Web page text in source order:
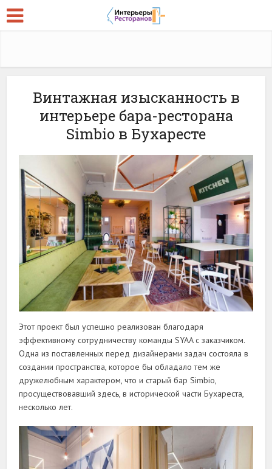
Винтажная изысканность в
интерьере бара-ресторана
Simbio в Бухаресте
Этот проект был успешно реализован благодаря
эффективному сотрудничеству команды SYAA с заказчиком.
Одна из поставленных перед дизайнерами задач состояла в
создании пространства, которое бы обладало тем же
дружелюбным характером, что и старый бар Simbio,
просуществовавший здесь, в исторической части Бухареста,
несколько лет.